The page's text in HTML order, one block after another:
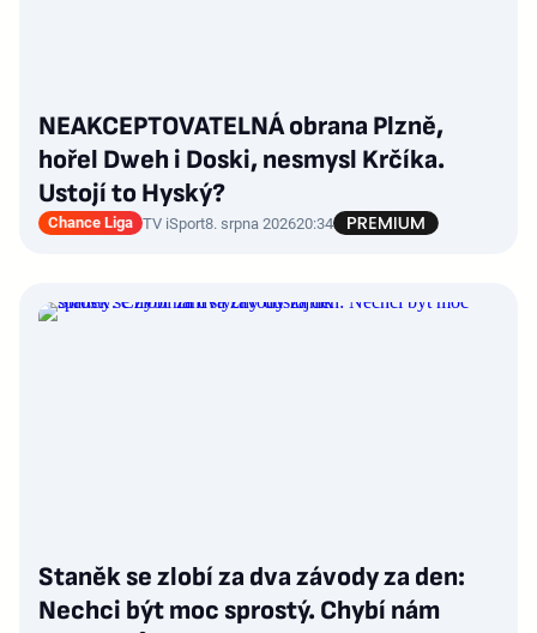
NEAKCEPTOVATELNÁ obrana Plzně,
hořel Dweh i Doski, nesmysl Krčíka.
Ustojí to Hyský?
Chance Liga TV iSport8. srpna 202620:34
Staněk se zlobí za dva závody za den:
Nechci být moc sprostý. Chybí nám